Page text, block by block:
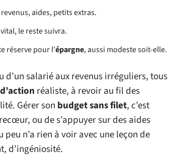
aides, petits extras.
le reste suivra.
réserve pour l’épargne, aussi modeste soit-elle.
d’un salarié aux revenus irréguliers, tous
réaliste, à revoir au fil des
Gérer son budget sans filet, c’est
ou de s’appuyer sur des aides
n’a rien à voir avec une leçon de
d’ingéniosité.